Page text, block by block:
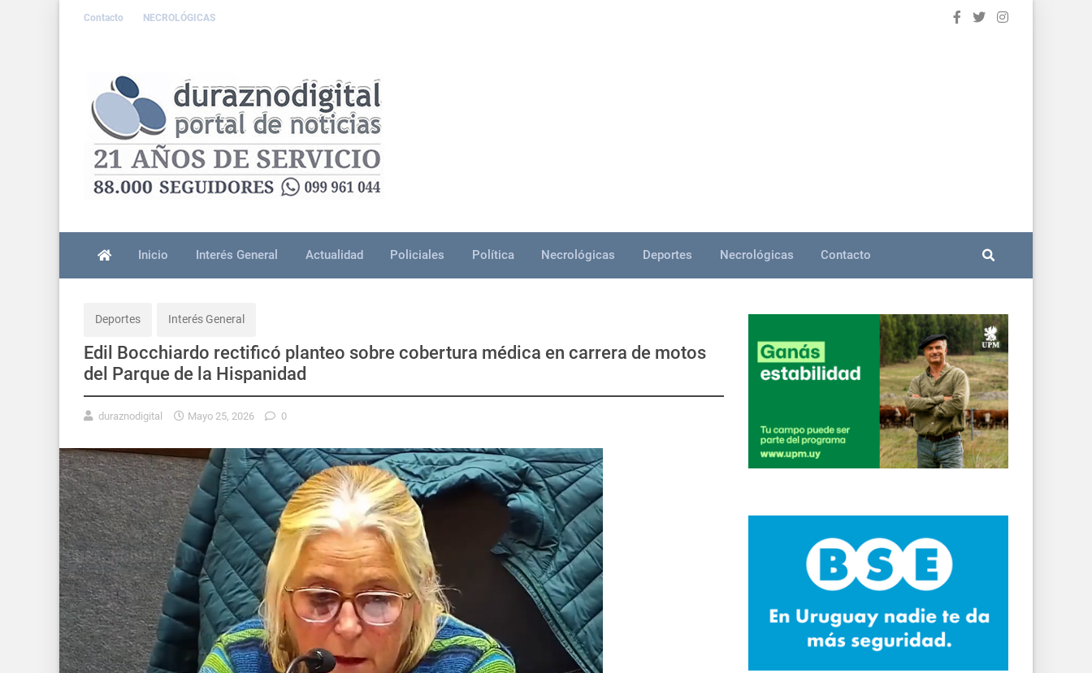
Contacto NECROLÓGICAS
Inicio Interés General Actualidad Policiales Política Necrológicas Deportes Necrológicas Contacto
Deportes Interés General
Edil Bocchiardo rectificó planteo sobre cobertura médica en carrera de motos
del Parque de la Hispanidad
duraznodigital Mayo 25, 2026 0